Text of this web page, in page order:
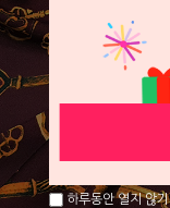
하루동안 열지 않기